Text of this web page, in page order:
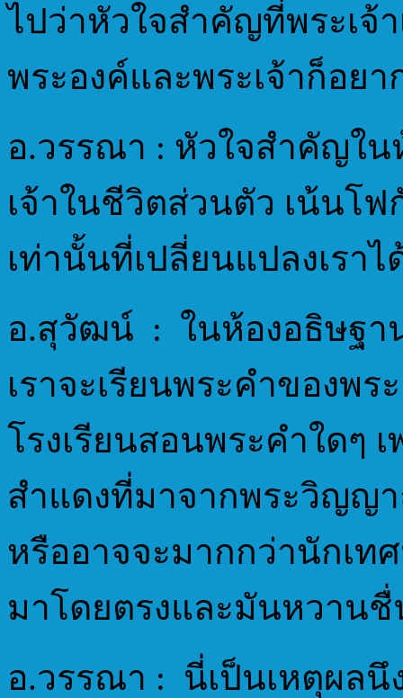
ไปว่าหัวใจสำคัญที่พระเจ้า
พระองค์และพระเจ้าก็อยา
อ.วรรณา : หัวใจสำคัญใ
เจ้าในชีวิตส่วนตัว เน้นโฟ
เท่านั้นที่เปลี่ยนแปลงเราไ
อ.สุวัฒน์ : ในห้องอธิษฐา
เราจะเรียนพระคำของพร
โรงเรียนสอนพระคำใดๆ เ
สำแดงที่มาจากพระวิญญ
หรืออาจจะมากกว่านักเท
มาโดยตรงและมันหวาน
อ.วรรณา : นี่เป็นเหตุผลนึ